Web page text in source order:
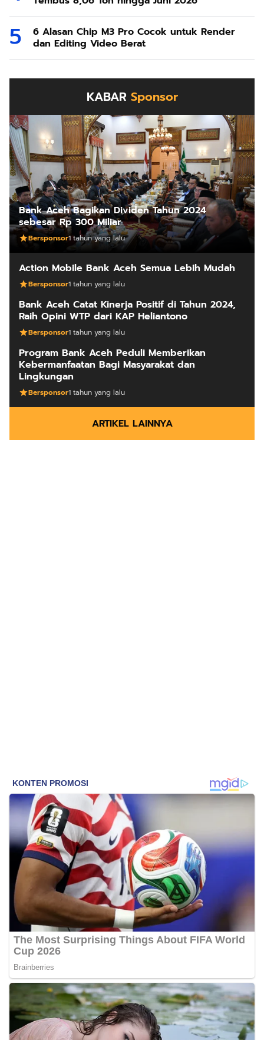
6 Alasan Chip M3 Pro Cocok untuk Render
dan Editing Video Berat
KABAR Sponsor
Bank Aceh Bagikan Dividen Tahun 2024
sebesar Rp 300 Miliar
Bersponsor1 tahun yang lalu
Action Mobile Bank Aceh Semua Lebih Mudah
Bersponsor1 tahun yang lalu
Bank Aceh Catat Kinerja Positif di Tahun 2024,
Raih Opini WTP dari KAP Heliantono
Bersponsor1 tahun yang lalu
Program Bank Aceh Peduli Memberikan
Kebermanfaatan Bagi Masyarakat dan
Lingkungan
Bersponsor1 tahun yang lalu
ARTIKEL LAINNYA